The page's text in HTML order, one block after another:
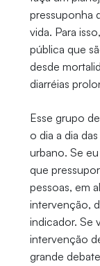
pressuponha
vida. Para
pública que
desde
diarréias
Esse grupo
o dia a dia
urbano. Se
que
pessoas, em
intervenção,
indicador. Se
intervenção
grande